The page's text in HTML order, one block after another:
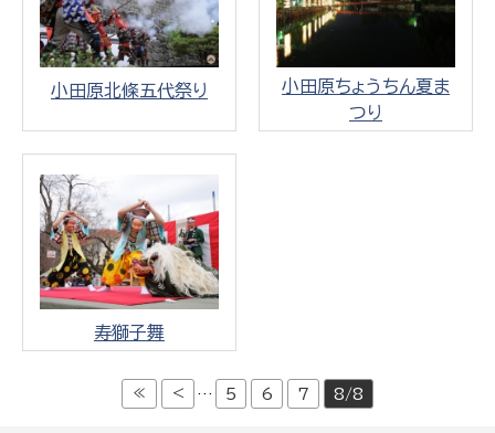
小田原北條五代祭り
小田原ちょうちん夏ま
つり
寿獅子舞
≪ < … 5 6 7 8/8